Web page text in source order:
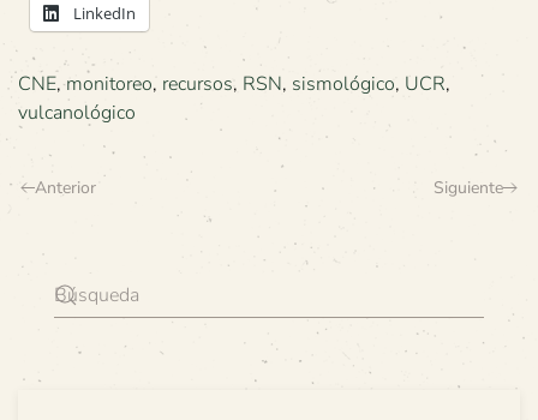
LinkedIn
CNE,monitoreo, recursos, RSN, sismológico, UCR,
vulcanológico
Anterior Siguiente